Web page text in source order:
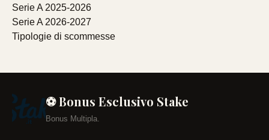
Serie A 2025-2026
Serie A 2026-2027
Tipologie di scommesse
⚽ Bonus Esclusivo Stake
Bonus Multipla.